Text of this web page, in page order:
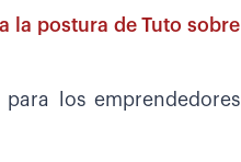
la postura de Tuto sobre
los emprendedores